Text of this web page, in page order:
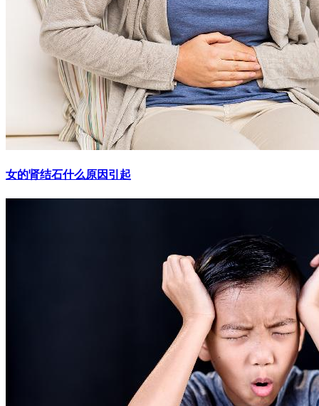
女的肾结石什么原因引起